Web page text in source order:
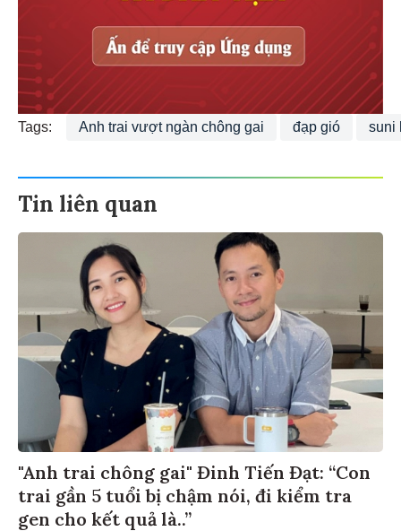
Tags: Anh trai vượt ngàn chông gai đạp gió suni
Tin liên quan
"Anh trai chông gai" Đinh Tiến Đạt: “Con
trai gần 5 tuổi bị chậm nói, đi kiểm tra
gen cho kết quả là..”